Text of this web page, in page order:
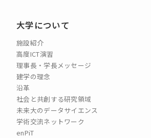
大学について
施設紹介
高度ICT演習
理事長・学長メッセージ
建学の理念
沿革
社会と共創する研究領域
未来大のデータサイエンス
学術交流ネットワーク
enPiT